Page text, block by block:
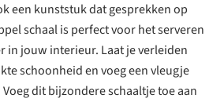
een kunststuk dat gesprekken op
schaal is perfect voor het serveren
in jouw interieur. Laat je verleiden
schoonheid en voeg een vleugje
dit bijzondere schaaltje toe aan